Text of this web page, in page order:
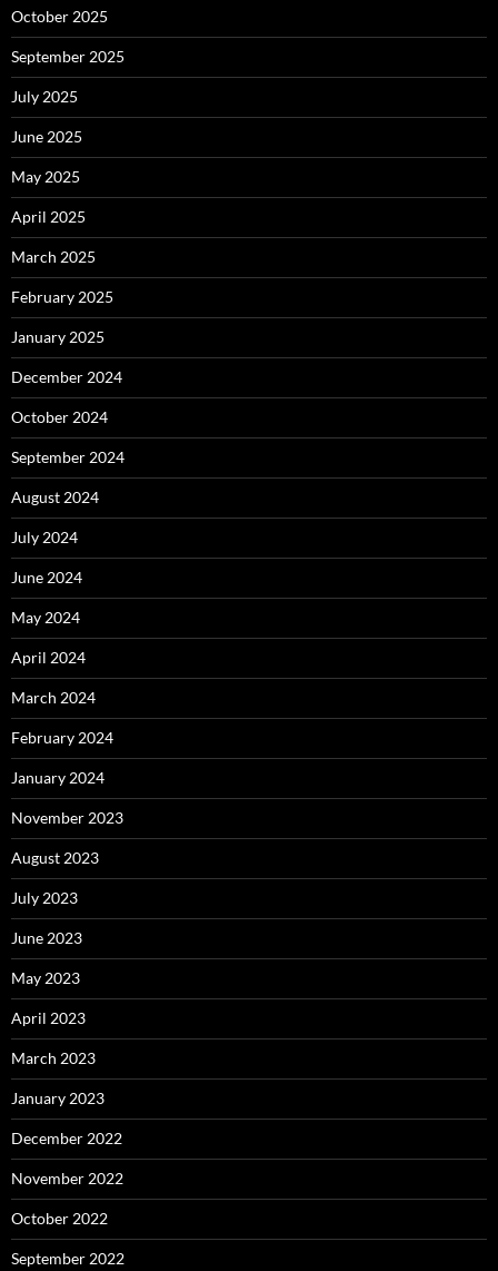
October 2025
September 2025
July 2025
June 2025
May 2025
April 2025
March 2025
February 2025
January 2025
December 2024
October 2024
September 2024
August 2024
July 2024
June 2024
May 2024
April 2024
March 2024
February 2024
January 2024
November 2023
August 2023
July 2023
June 2023
May 2023
April 2023
March 2023
January 2023
December 2022
November 2022
October 2022
September 2022